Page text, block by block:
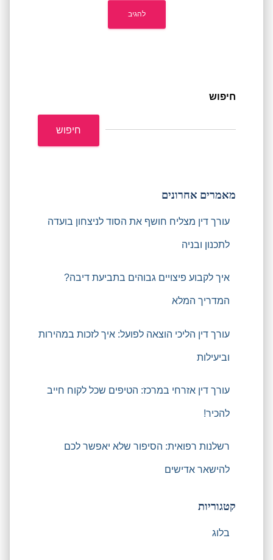
חיפוש
חיפוש
מאמרים אחרונים
עורך דין מצליח חושף את הסוד לניצחון בועדה
לתכנון ובניה
איך לקבוע פיצויים גבוהים בתביעת דיבה?
המדריך המלא
עורך דין הליכי הוצאה לפועל: איך לזכות במהירות
וביעילות
עורך דין אזרחי במרכז: הטיפים שכל לקוח חייב
להכיר!
רשלנות רפואית: הסיפור שלא יאפשר לכם
להישאר אדישים
קטגוריות
בלוג